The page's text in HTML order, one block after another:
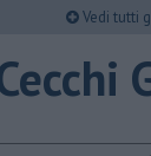
Vedi tutti